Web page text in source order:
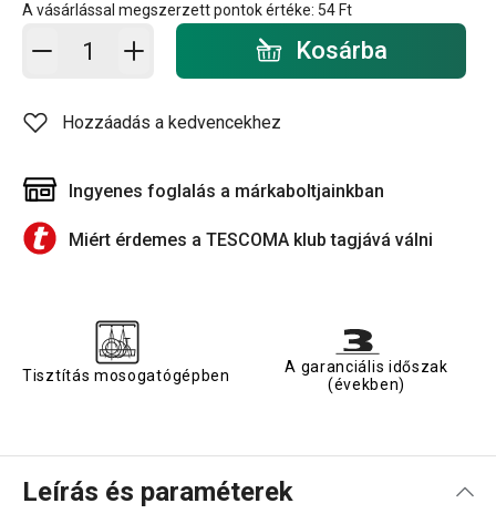
A vásárlással megszerzett pontok értéke: 54 Ft
Kosárba - mennyiség Kosárba
Hozzáadás a kedvencekhez
Ingyenes foglalás a márkaboltjainkban
Miért érdemes a TESCOMA klub tagjává válni
Tisztítás mosogatógépben
A garanciális időszak
(években)
Leírás és paraméterek